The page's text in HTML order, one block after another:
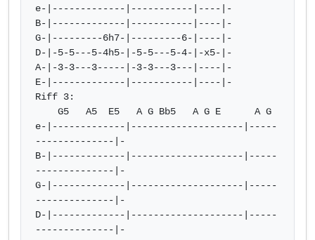
e-|-------------|-----------|----|-
B-|-------------|-----------|----|-
G-|---------6h7-|---------6-|----|-
D-|-5-5---5-4h5-|-5-5---5-4-|-x5-|-
A-|-3-3---3-----|-3-3---3---|----|-
E-|-------------|-----------|----|-
Riff 3:
e-|-------------|--------------------|-----
--------------|-
B-|-------------|--------------------|-----
--------------|-
G-|-------------|--------------------|-----
--------------|-
D-|-------------|--------------------|-----
--------------|-